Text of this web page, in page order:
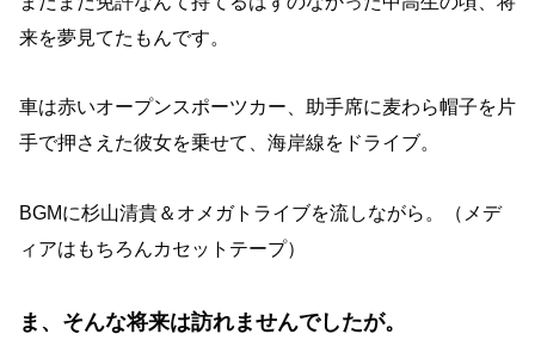
来を夢見てたもんです。
車は赤いオープンスポーツカー、助手席に麦わら帽子を片
手で押さえた彼女を乗せて、海岸線をドライブ。
BGMに杉山清貴＆オメガトライブを流しながら。（メデ
ィアはもちろんカセットテープ）
ま、そんな将来は訪れませんでしたが。